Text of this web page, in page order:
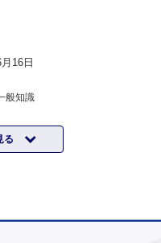
16日
般知識
連携の国内・海外の動向
る